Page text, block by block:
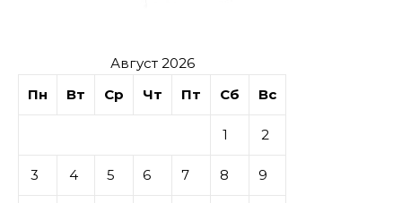
Август 2026
Пн
Вт Ср Чт Пт Сб Вс
1 2
3 4 5 6 7 8 9